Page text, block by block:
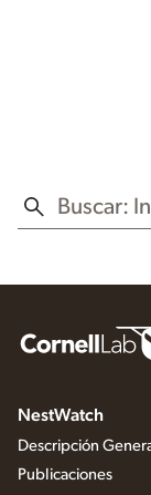
BUSCAR
NestWatch
Descripción
Publicaciones